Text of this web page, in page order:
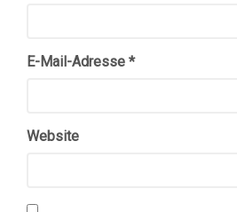
E-Mail-Adresse *
Website